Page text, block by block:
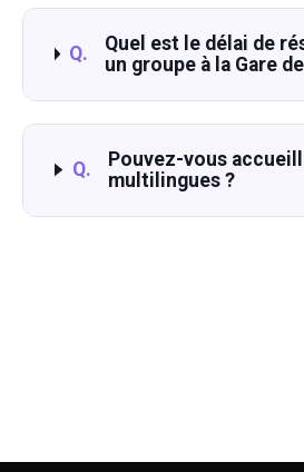
Q.
Quel est le délai de
un groupe à la Gare
Q.
Pouvez-vous
multilingues ?